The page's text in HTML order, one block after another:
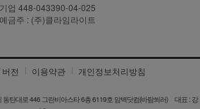
기업 448-043390-04-025
예금주 : (주)클라임라이트
전 이용약관 개인정보처리방침
동탄대로 446 그란비아스타 6층 6119호 암벽닷컴(바람쐬러)
대표 : 강